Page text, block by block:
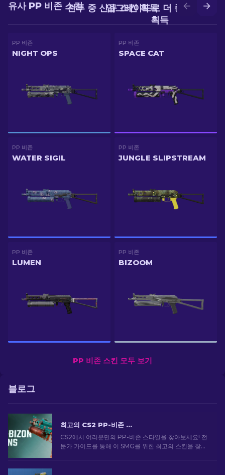
업그레이드로 더 좋은 스킨
획득
전투 중 신규 스킨 획득
유사 PP 비존 스킨
PP 비존
NIGHT OPS
PP 비존
SPACE CAT
PP 비존
WATER SIGIL
PP 비존
JUNGLE SLIPSTREAM
PP 비존
LUMEN
PP 비존
BIZOOM
PP 비존 스킨 모두 보기
블로그
최고의 CS2 PP-비존 스킨 [2026]
CS2에서 여러분만의 PP-비존 스타일을 찾아보세요! 전
문가 가이드를 통해 이 SMG를 위한 최고의 스킨을 찾아